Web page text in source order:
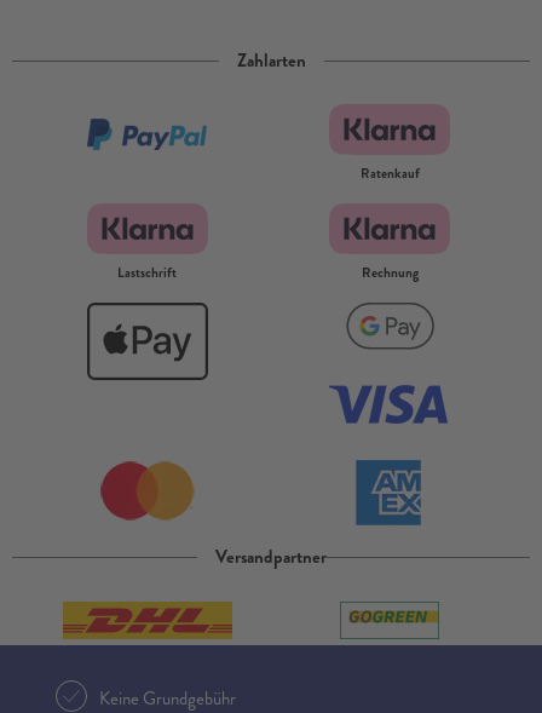
Zahlarten
Ratenkauf
Lastschrift Rechnung
Versandpartner
Keine Grundgebühr